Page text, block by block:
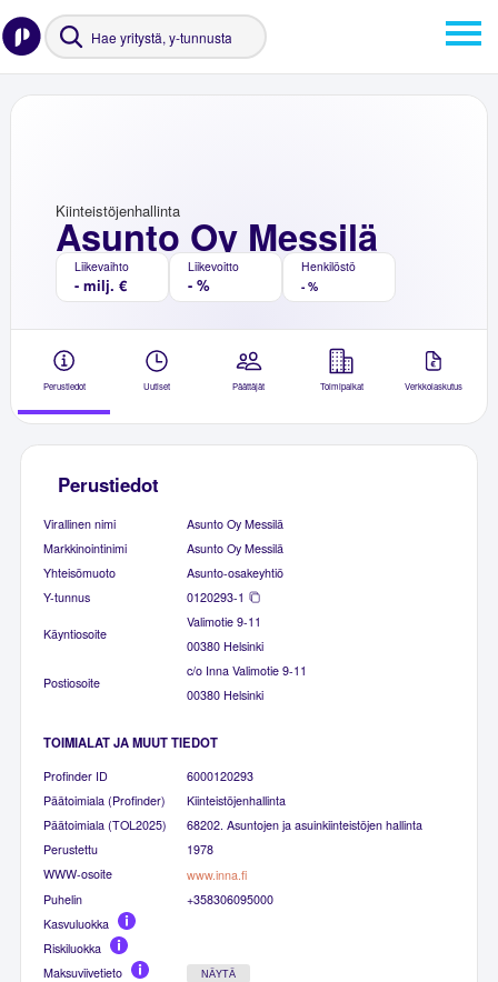
Asunto Oy Messilä
Kiinteistöjenhallinta
Liikevaihto
- milj. €
Liikevoitto
- %
Henkilöstö
- %
Perustiedot Uutiset Päättäjät Toimipaikat Verkkolaskutus
Perustiedot
Virallinen nimi
Asunto Oy Messilä
Markkinointinimi
Asunto Oy Messilä
Yhteisömuoto
Asunto-osakeyhtiö
Y-tunnus
0120293-1
Käyntiosoite
Valimotie 9-11
00380 Helsinki
Postiosoite
c/o Inna Valimotie 9-11
00380 Helsinki
TOIMIALAT JA MUUT TIEDOT
Profinder ID
6000120293
Päätoimiala (Profinder)
Kiinteistöjenhallinta
Päätoimiala (TOL2025)
68202. Asuntojen ja asuinkiinteistöjen hallinta
Perustettu
1978
WWW-osoite
www.inna.fi
Puhelin
+358306095000
Kasvuluokka
Riskiluokka
Maksuviivetieto
NÄYTÄ